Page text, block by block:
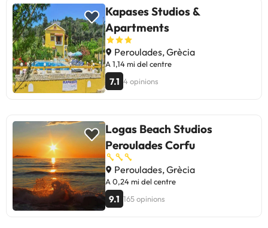
habitacions tenen assecador.
Informació d'oci. Disponibilitat
d'instal·lacions d'oci al Joylife. L
´hotel té una piscina exterior.
Kapases Studios &
Apartments
Peroulades, Grècia
A 1,14 mi del centre
7.1 4 opinions
Logas Beach Studios
Peroulades Corfu
Peroulades, Grècia
A 0,24 mi del centre
9.1 165 opinions